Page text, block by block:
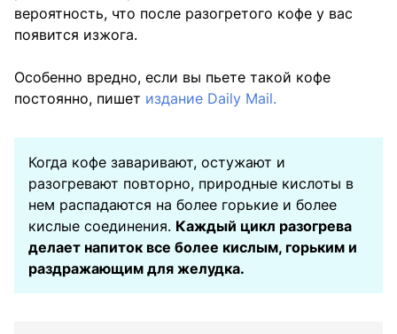
вероятность, что после разогретого кофе у вас
появится изжога.
Особенно вредно, если вы пьете такой кофе
постоянно, пишет издание Daily Mail.
Когда кофе заваривают, остужают и
разогревают повторно, природные кислоты в
нем распадаются на более горькие и более
кислые соединения. Каждый цикл разогрева
делает напиток все более кислым, горьким и
раздражающим для желудка.